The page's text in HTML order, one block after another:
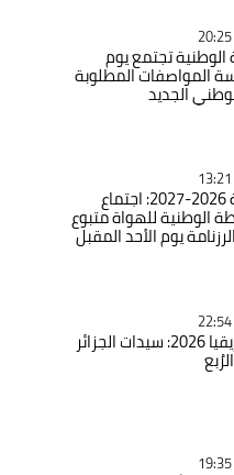
الوطنية تجتمع يوم
المواصفات المطلوبة
الجديد
الرابطة الثانية 2026-2027: اجتماع
الوطنية للهواة متبوع
يوم الأحد المقبل
كأس أمم إفريقيا 2026: سيدات الجزائر